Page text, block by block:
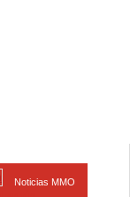
Noticias MMO